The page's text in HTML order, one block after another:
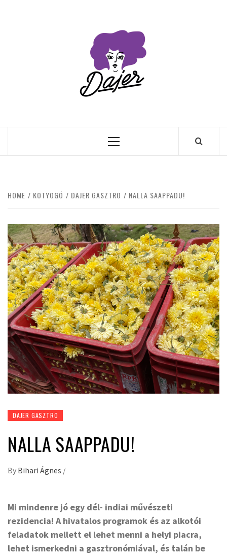
Primary
HOME KOTYOGÓ DAJER GASZTRO NALLA SAAPPADU!
DAJER GASZTRO
NALLA SAAPPADU!
By Bihari Ágnes /
Mi mindenre jó egy dél- indiai művészeti
rezidencia! A hivatalos programok és az alkotói
feladatok mellett el lehet menni a helyi piacra,
lehet ismerkedni a gasztronómiával, és talán be